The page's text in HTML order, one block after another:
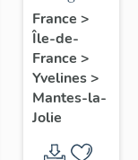
de la
collégiale
Notre-
Dame
France >
Île-de-
France >
Yvelines>
Mantes-la-
Jolie